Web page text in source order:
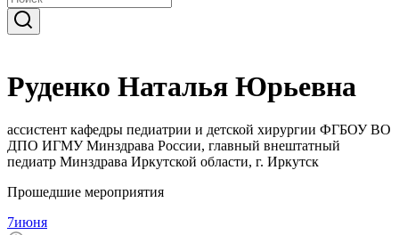
Руденко Наталья Юрьевна
ассистент кафедры педиатрии и детской хирургии ФГБОУ ВО
ДПО ИГМУ Минздрава России, главный внештатный
педиатр Минздрава Иркутской области, г. Иркутск
Прошедшие мероприятия
7июня